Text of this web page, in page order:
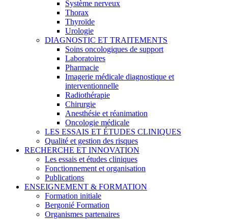
Système nerveux
Thorax
Thyroïde
Urologie
DIAGNOSTIC ET TRAITEMENTS
Soins oncologiques de support
Laboratoires
Pharmacie
Imagerie médicale diagnostique et
interventionnelle
Radiothérapie
Chirurgie
Anesthésie et réanimation
Oncologie médicale
LES ESSAIS ET ÉTUDES CLINIQUES
Qualité et gestion des risques
RECHERCHE ET INNOVATION
Les essais et études cliniques
Fonctionnement et organisation
Publications
ENSEIGNEMENT & FORMATION
Formation initiale
Bergonié Formation
Organismes partenaires